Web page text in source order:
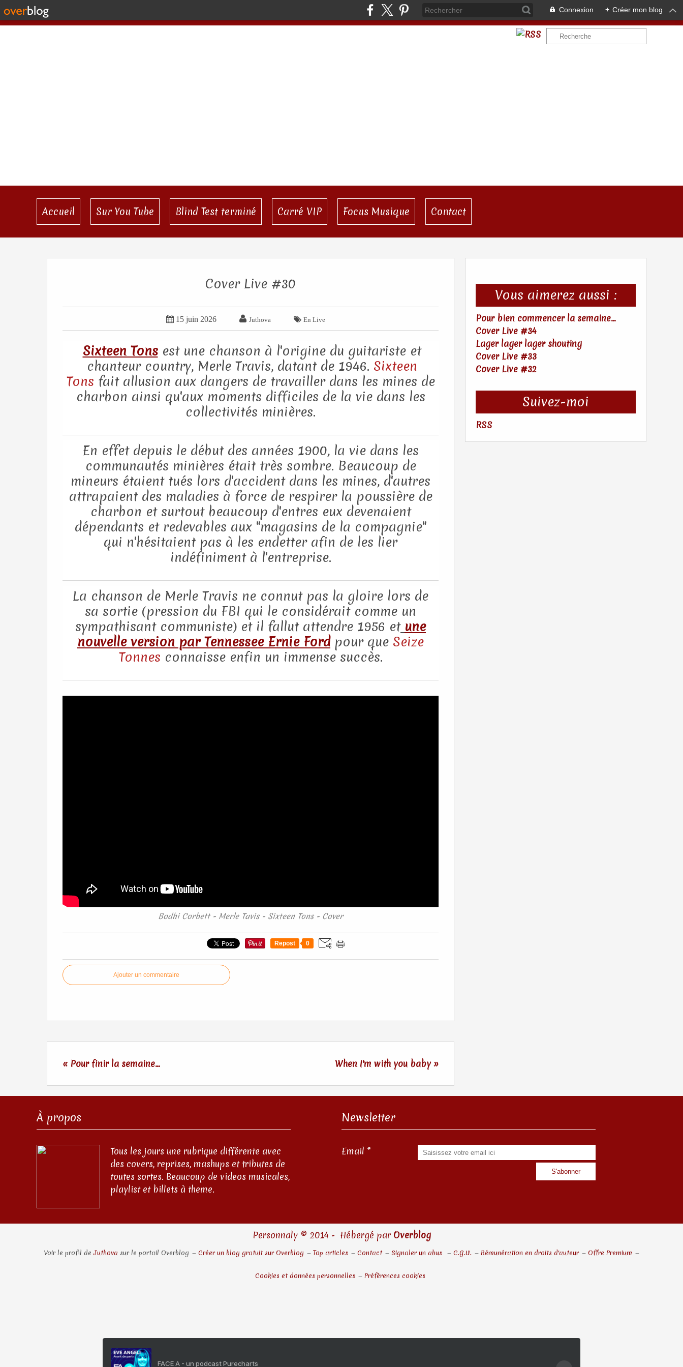
Connexion + Créer mon blog
Accueil Sur You Tube Blind Test terminé Carré VIP Focus Musique Contact
Vous aimerez aussi :
Pour bien commencer la semaine...
Cover Live #34
Lager lager lager shouting
Cover Live #33
Cover Live #32
Suivez-moi
RSS
Cover Live #30
 15 juin 2026  Juthova  En Live
Sixteen Tons est une chanson à l'origine du guitariste et
chanteur country, Merle Travis, datant de 1946. Sixteen
Tons fait allusion aux dangers de travailler dans les mines de
charbon ainsi qu'aux moments difficiles de la vie dans les
collectivités minières.
En effet depuis le début des années 1900, la vie dans les
communautés minières était très sombre. Beaucoup de
mineurs étaient tués lors d'accident dans les mines, d'autres
attrapaient des maladies à force de respirer la poussière de
charbon et surtout beaucoup d'entres eux devenaient
dépendants et redevables aux "magasins de la compagnie"
qui n'hésitaient pas à les endetter afin de les lier
indéfiniment à l'entreprise.
La chanson de Merle Travis ne connut pas la gloire lors de
sa sortie (pression du FBI qui le considérait comme un
sympathisant communiste) et il fallut attendre 1956 et une
nouvelle version par Tennessee Ernie Ford pour que Seize
Tonnes connaisse enfin un immense succès.
Bodhi Corbett - Merle Tavis - Sixteen Tons - Cover
Repost 0
Ajouter un commentaire
« Pour finir la semaine... When I'm with you baby »
À propos
Tous les jours une rubrique différente avec
des covers, reprises, mashups et tributes de
toutes sortes. Beaucoup de videos musicales,
playlist et billets à theme.
Newsletter
Email
Personnaly © 2014 - Hébergé par Overblog
Voir le profil deJuthova sur le portail Overblog Créer un blog gratuit sur Overblog Top articles Contact Signaler un abus C.G.U. Rémunération en droits d'auteur Offre Premium
Cookies et données personnelles Préférences cookies
FACE A - un podcast Purecharts